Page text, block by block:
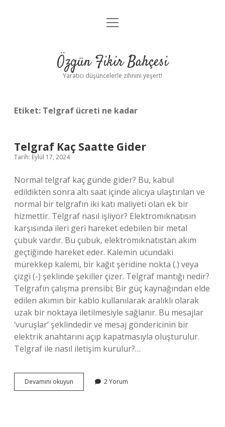
Anasayfa
Yasal Uyarı
menüyü
Özgün Fikir Bahçesi
Yaratıcı düşüncelerle zihnini yeşert!
Etiket: Telgraf ücreti ne kadar
Telgraf Kaç Saatte Gider
Tarih: Eylül 17, 2024
Normal telgraf kaç günde gider? Bu, kabul
edildikten sonra altı saat içinde alıcıya ulaştırılan ve
normal bir telgrafın iki katı maliyeti olan ek bir
hizmettir. Telgraf nasıl işliyor? Elektromıknatısın
karşısında ileri geri hareket edebilen bir metal
çubuk vardır. Bu çubuk, elektromıknatıstan akım
geçtiğinde hareket eder. Kalemin ucundaki
mürekkep kalemi, bir kağıt şeridine nokta (.) veya
çizgi (-) şeklinde şekiller çizer. Telgraf mantığı nedir?
Telgrafın çalışma prensibi; Bir güç kaynağından elde
edilen akımın bir kablo kullanılarak aralıklı olarak
uzak bir noktaya iletilmesiyle sağlanır. Bu mesajlar
‘vuruşlar’ şeklindedir ve mesaj göndericinin bir
elektrik anahtarını açıp kapatmasıyla oluşturulur.
Telgraf ile nasıl iletişim kurulur?…
Devamını okuyun
Kaç
2 Yorum